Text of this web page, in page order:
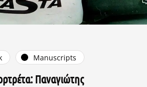
Manuscripts
Παναγιώτης